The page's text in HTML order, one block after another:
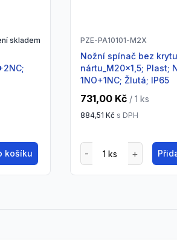
skladem
košíku
PZE-PA10101-M2X
Nožní spínač bez krytu
nártu_M20x1,5; Plast;
1NO+1NC; Žlutá; IP65
731,00 Kč / 1 ks
884,51 Kč s DPH